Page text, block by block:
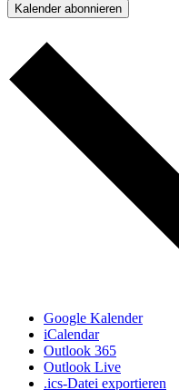
Kalender abonnieren
Google Kalender
iCalendar
Outlook 365
Outlook Live
.ics-Datei exportieren